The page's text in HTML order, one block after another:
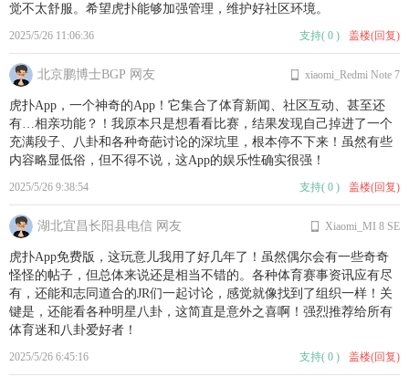
2025/5/26 11:06:36
觉不太舒服。希望虎扑能够加强管理，维护好社区环境。
支持( 0 ) 盖楼(回复)
北京鹏博士BGP 网友
2025/5/26 9:38:54
虎扑App，一个神奇的App！它集合了体育新闻、社区互动、甚至还
有…相亲功能？！我原本只是想看看比赛，结果发现自己掉进了一个
充满段子、八卦和各种奇葩讨论的深坑里，根本停不下来！虽然有些
内容略显低俗，但不得不说，这App的娱乐性确实很强！
xiaomi_Redmi Note 7
支持( 0 ) 盖楼(回复)
湖北宜昌长阳县电信 网友
2025/5/26 6:45:16
虎扑App免费版，这玩意儿我用了好几年了！虽然偶尔会有一些奇奇
怪怪的帖子，但总体来说还是相当不错的。各种体育赛事资讯应有尽
有，还能和志同道合的JR们一起讨论，感觉就像找到了组织一样！关
键是，还能看各种明星八卦，这简直是意外之喜啊！强烈推荐给所有
体育迷和八卦爱好者！
Xiaomi_MI 8 SE
支持( 0 ) 盖楼(回复)